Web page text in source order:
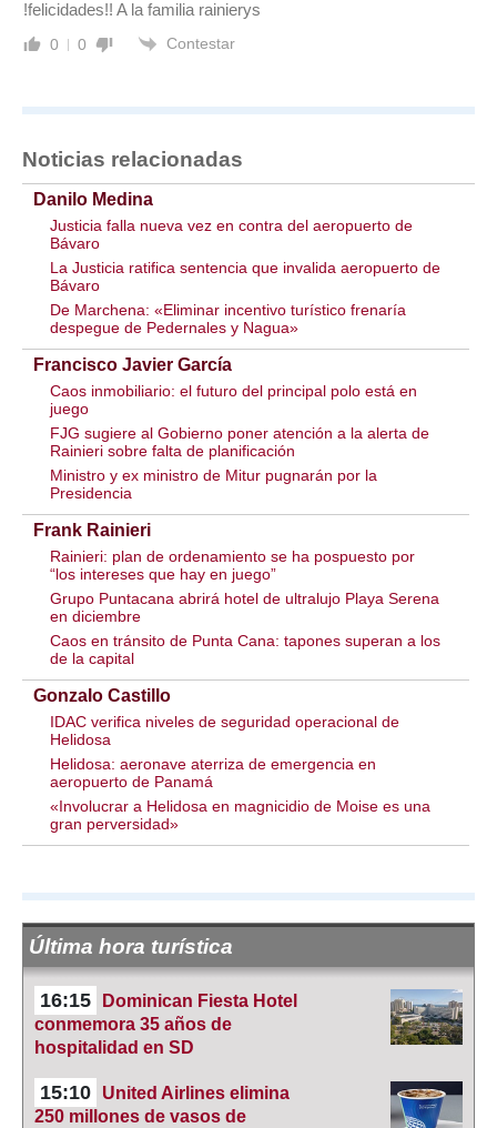
!felicidades!! A la familia rainierys
0 0 Contestar
Noticias relacionadas
Danilo Medina
Justicia falla nueva vez en contra del aeropuerto de
Bávaro
La Justicia ratifica sentencia que invalida aeropuerto de
Bávaro
De Marchena: «Eliminar incentivo turístico frenaría
despegue de Pedernales y Nagua»
Francisco Javier García
Caos inmobiliario: el futuro del principal polo está en
juego
FJG sugiere al Gobierno poner atención a la alerta de
Rainieri sobre falta de planificación
Ministro y ex ministro de Mitur pugnarán por la
Presidencia
Frank Rainieri
Rainieri: plan de ordenamiento se ha pospuesto por
“los intereses que hay en juego”
Grupo Puntacana abrirá hotel de ultralujo Playa Serena
en diciembre
Caos en tránsito de Punta Cana: tapones superan a los
de la capital
Gonzalo Castillo
IDAC verifica niveles de seguridad operacional de
Helidosa
Helidosa: aeronave aterriza de emergencia en
aeropuerto de Panamá
«Involucrar a Helidosa en magnicidio de Moise es una
gran perversidad»
Última hora turística
16:15
Dominican Fiesta Hotel
conmemora 35 años de
hospitalidad en SD
15:10
United Airlines elimina
250 millones de vasos de